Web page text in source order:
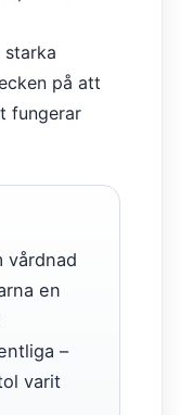
starka
på att
fungerar
vårdnad
en
–
varit